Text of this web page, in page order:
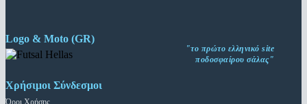
Logo & Moto (GR)
"το πρώτο ελληνικό site
ποδοσφαίρου σάλας"
Χρήσιμοι Σύνδεσμοι
Όροι Χρήσης